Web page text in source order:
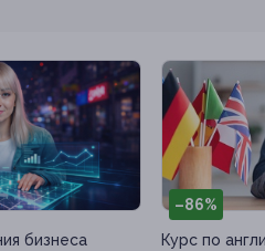
бизнеса
–86%
Курс по